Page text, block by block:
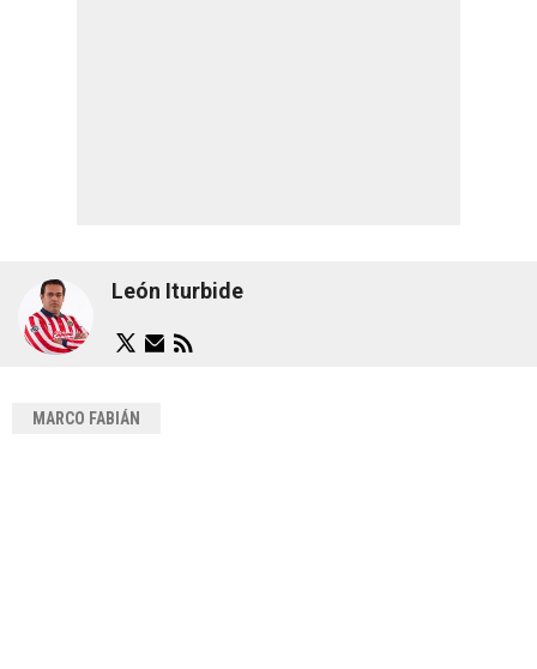
León Iturbide
MARCO FABIÁN